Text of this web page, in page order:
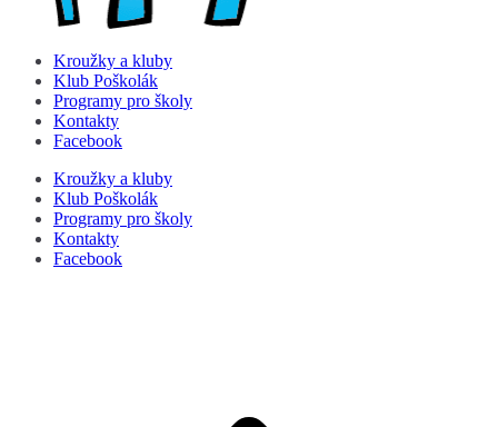
Kroužky a kluby
Klub Poškolák
Programy pro školy
Kontakty
Facebook
Kroužky a kluby
Klub Poškolák
Programy pro školy
Kontakty
Facebook